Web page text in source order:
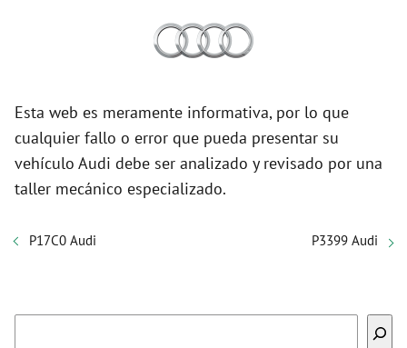
Esta web es meramente informativa, por lo que
cualquier fallo o error que pueda presentar su
vehículo Audi debe ser analizado y revisado por una
taller mecánico especializado.
P17C0 Audi P3399 Audi